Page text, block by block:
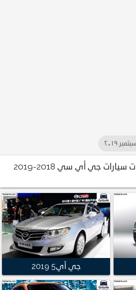
اسعار و مواصفات سيارات جي أي سي 2018-2019
جي أي5 2019